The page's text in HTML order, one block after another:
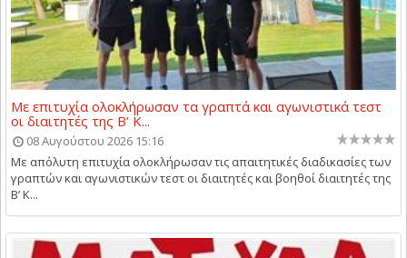
Με επιτυχία ολοκλήρωσαν τα γραπτά και αγωνιστικά τεστ
οι διαιτητές της Β’ Κ...
08 Αυγούστου 2026 15:16
Με απόλυτη επιτυχία ολοκλήρωσαν τις απαιτητικές διαδικασίες των
γραπτών και αγωνιστικών τεστ οι διαιτητές και βοηθοί διαιτητές της
Β’ Κ...